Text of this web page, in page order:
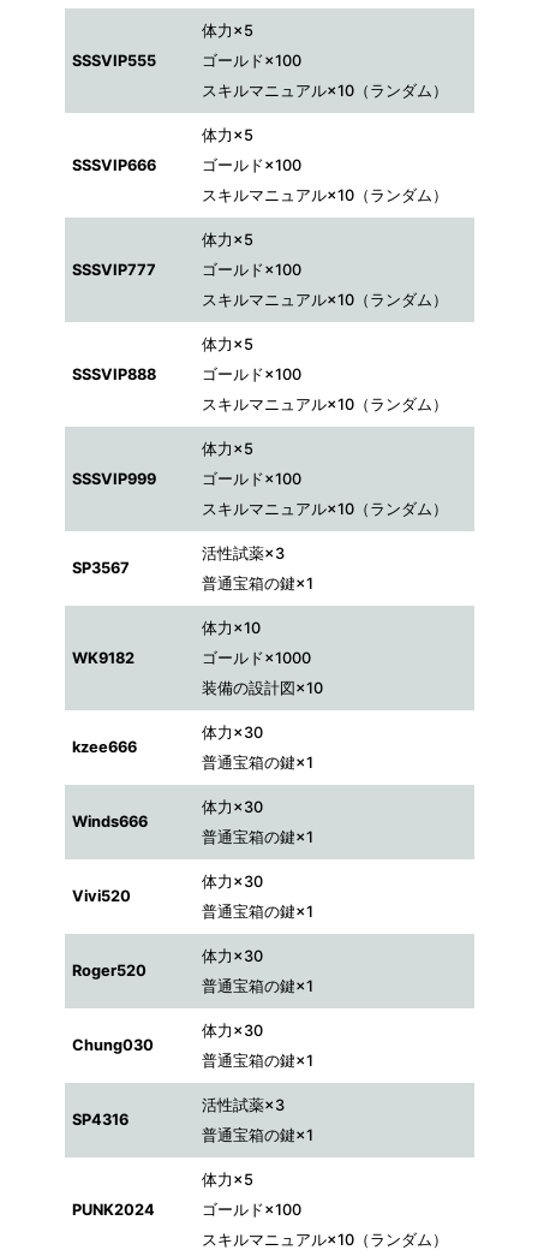
SSSVIP555
体力×5
ゴールド×100
スキルマニュアル×10（ランダム）
SSSVIP666
体力×5
ゴールド×100
スキルマニュアル×10（ランダム）
SSSVIP777
体力×5
ゴールド×100
スキルマニュアル×10（ランダム）
SSSVIP888
体力×5
ゴールド×100
スキルマニュアル×10（ランダム）
SSSVIP999
体力×5
ゴールド×100
スキルマニュアル×10（ランダム）
SP3567
活性試薬×3
普通宝箱の鍵×1
WK9182
体力×10
ゴールド×1000
装備の設計図×10
kzee666
体力×30
普通宝箱の鍵×1
Winds666
体力×30
普通宝箱の鍵×1
Vivi520
体力×30
普通宝箱の鍵×1
Roger520
体力×30
普通宝箱の鍵×1
Chung030
体力×30
普通宝箱の鍵×1
SP4316
活性試薬×3
普通宝箱の鍵×1
PUNK2024
体力×5
ゴールド×100
スキルマニュアル×10（ランダム）